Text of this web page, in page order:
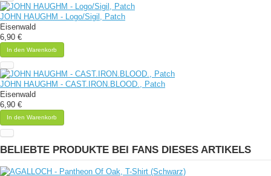
JOHN HAUGHM - Logo/Sigil, Patch
Eisenwald
6,90 €
In den Warenkorb
JOHN HAUGHM - CAST​.​IRON​.​BLOOD., Patch
Eisenwald
6,90 €
In den Warenkorb
BELIEBTE PRODUKTE BEI FANS DIESES ARTIKELS